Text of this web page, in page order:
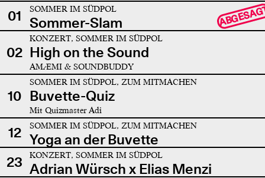
01 SOMMER IM SÜDPOL
Sommer-Slam
02
KONZERT, SOMMER IM SÜDPOL
High on the Sound
AMÆMI & SOUNDBUDDY
10
SOMMER IM SÜDPOL, ZUM MITMACHEN
Buvette-Quiz
Mit Quizmaster Adi
12 SOMMER IM SÜDPOL, ZUM MITMACHEN
Yoga an der Buvette
23
KONZERT, SOMMER IM SÜDPOL
Adrian Würsch x Elias Menzi